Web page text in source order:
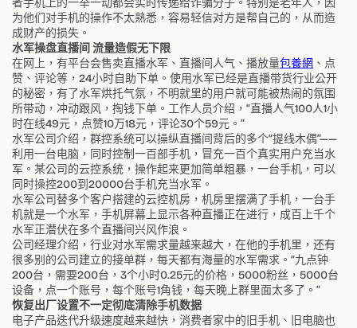
者手机上的一举一动都会实时传递给诈骗分子。特别是老年人，因
为他们对手机的操作不太熟悉，容易轻信对方是帮自己的，从而造
成财产的损失。
水军操盘直播间 流量造假无下限
在网上，有平台会售卖直播水军、直播间人气、播放量包養網 、点
赞、评论等，24小时自助下单。使用水军已经是直播带货行业公开
的秘密，有了水军烘托气氛，不明就里的用户就可能被热闹的氛围
所带动，冲动跟风，掏钱下单。工作人员介绍，“直播人气100人1小
时在线49元，点赞10万18元，评论30个59元。”
水军公司介绍，群控系统可以操纵直播间背后的多个“提线木偶”——
利用一台电脑，同时控制一百部手机，冒充一百个真实用户充当水
军。某公司的云控系统，操作起来更加简单粗暴，一台手机，可以
同时操控200到20000台手机充当水军。
水军公司替多个客户搭建的云控机房，机房里摆满了手机，一台手
机就是一个水军，手机屏幕上显示各种直播正在进行，成百上千个
水军正潜伏在多个直播间兴风作浪。
公司经理介绍，行业对水军需求量越来越大，在他的手机里，还有
很多别的公司建立的接单群，每天都有海量的水军需求。“九点钟
200台，需要200台，3个小时0.25元的价格，5000粉丝，5000台
设备，点一个账号，每个账号1角钱，每天晚上群里面太多了。”
恢复出厂设置不一定彻底清除手机数据
电子产品迭代升级速度越来越快，消费者家中的旧手机、旧电脑也